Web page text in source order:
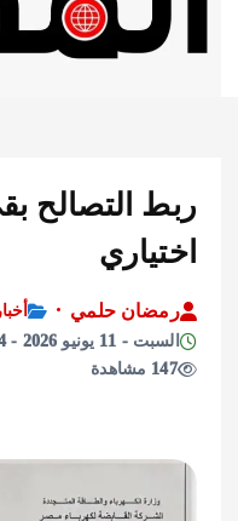
التصالح بقي
حلمي
أخبار مصر